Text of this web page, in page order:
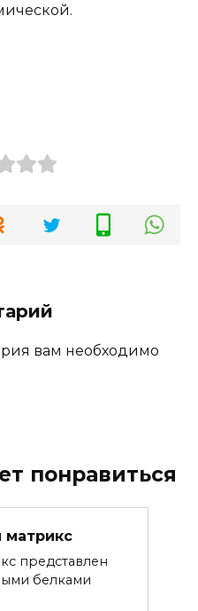
вам необходимо
понравиться
представлен
белками